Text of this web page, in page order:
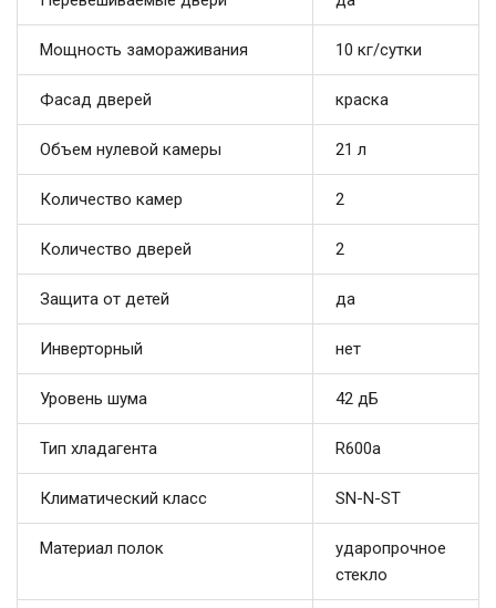
Мощность замораживания 10 кг/cутки
Фасад дверей краска
Объем нулевой камеры 21 л
Количество камер 2
Количество дверей 2
Защита от детей да
Инверторный нет
Уровень шума 42 дБ
Тип хладагента R600a
Климатический класс SN-N-ST
Материал полок
ударопрочное
стекло